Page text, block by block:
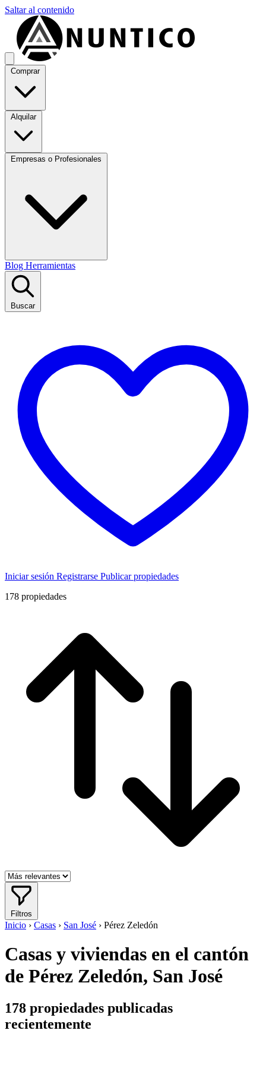
Saltar al contenido
Comprar
Alquilar
Empresas o Profesionales
Blog Herramientas
Buscar
Iniciar sesión Registrarse Publicar propiedades
178 propiedades
Filtros
Inicio › Casas › San José › Pérez Zeledón
Casas y viviendas en el cantón
de Pérez Zeledón, San José
178 propiedades publicadas
recientemente